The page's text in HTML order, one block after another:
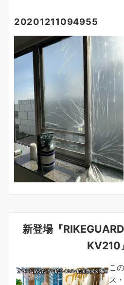
20201211094955
新登場『
KV210
こ
ス